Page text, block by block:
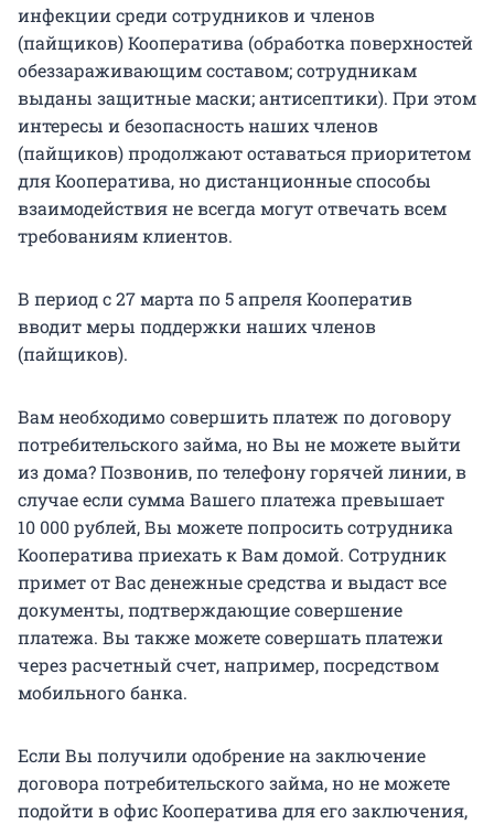
инфекции среди сотрудников и членов
(пайщиков) Кооператива (обработка поверхностей
обеззараживающим составом; сотрудникам
выданы защитные маски; антисептики). При этом
интересы и безопасность наших членов
(пайщиков) продолжают оставаться приоритетом
для Кооператива, но дистанционные способы
взаимодействия не всегда могут отвечать всем
требованиям клиентов.
В период с 27 марта по 5 апреля Кооператив
вводит меры поддержки наших членов
(пайщиков).
Вам необходимо совершить платеж по договору
потребительского займа, но Вы не можете выйти
из дома? Позвонив, по телефону горячей линии, в
случае если сумма Вашего платежа превышает
10 000 рублей, Вы можете попросить сотрудника
Кооператива приехать к Вам домой. Сотрудник
примет от Вас денежные средства и выдаст все
документы, подтверждающие совершение
платежа. Вы также можете совершать платежи
через расчетный счет, например, посредством
мобильного банка.
Если Вы получили одобрение на заключение
договора потребительского займа, но не можете
подойти в офис Кооператива для его заключения,